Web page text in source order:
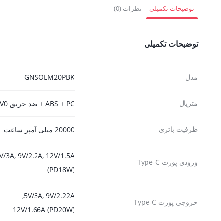
1,537,200 تومان.
توضیحات تکمیلی نظرات (0)
توضیحات تکمیلی
مدل GNSOLM20PBK
متریال ABS + PC + ضد حریق V0
ظرفیت باتری 20000 میلی آمپر ساعت
ورودی پورت Type-C
3A, 9V/2.2A, 12V/1.5A
(PD18W)
خروجی پورت Type-C
5V/3A, 9V/2.22A,
12V/1.66A (PD20W)